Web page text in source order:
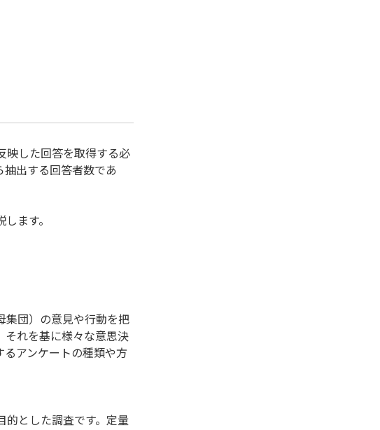
映した回答を取得する必
出する回答者数であ
ます。
集団）の意見や行動を把
それを基に様々な意思決
アンケートの種類や方
とした調査です。定量